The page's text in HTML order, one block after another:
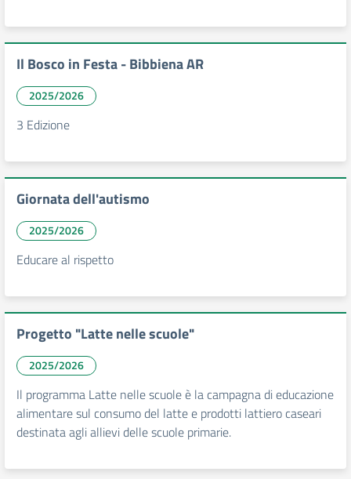
Il Bosco in Festa - Bibbiena AR
2025/2026
3 Edizione
Giornata dell'autismo
2025/2026
Educare al rispetto
Progetto "Latte nelle scuole"
2025/2026
Il programma Latte nelle scuole è la campagna di educazione
alimentare sul consumo del latte e prodotti lattiero caseari
destinata agli allievi delle scuole primarie.